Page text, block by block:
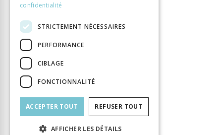
confidentialité
STRICTEMENT NÉCESSAIRES
PERFORMANCE
CIBLAGE
FONCTIONNALITÉ
ACCEPTER TOUT REFUSER TOUT
AFFICHER LES DÉTAILS